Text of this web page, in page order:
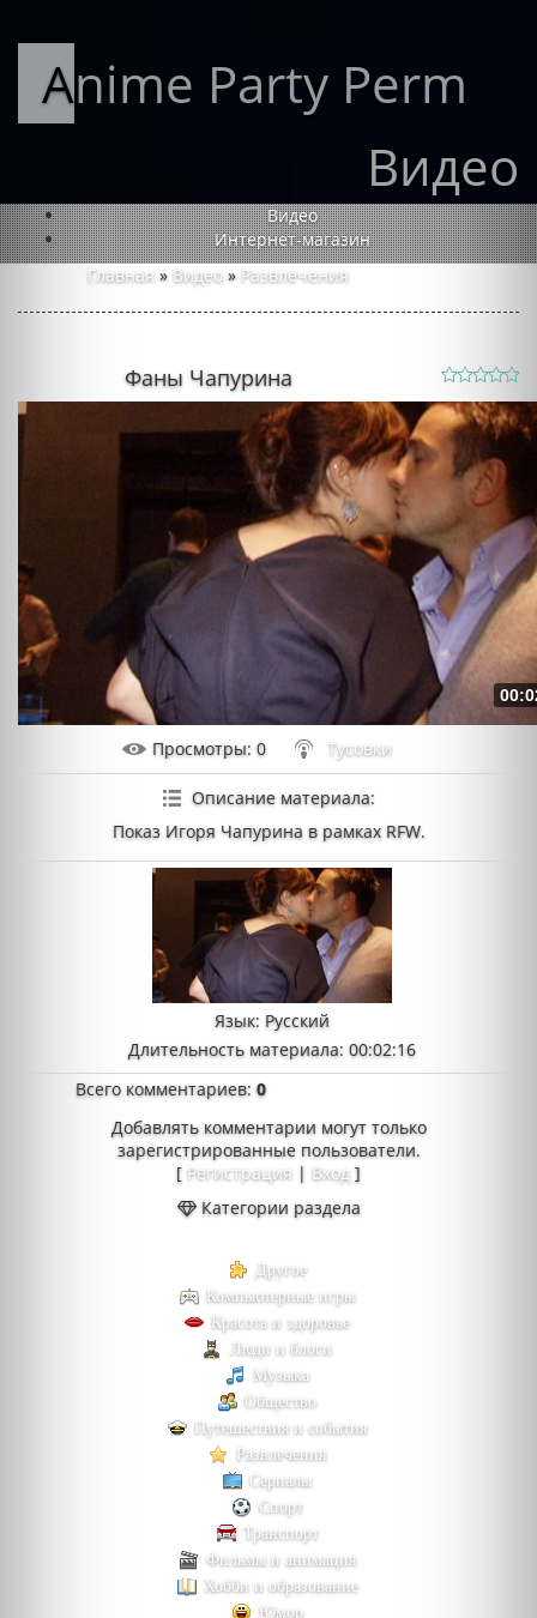
Anime Party Perm
Видео
Видео
Интернет-магазин
Главная » Видео » Развлечения
Фаны Чапурина
Просмотры: 0 Тусовки
Описание материала:
Показ Игоря Чапурина в рамках RFW.
Язык: Русский
Длительность материала: 00:02:16
Всего комментариев:0
Добавлять комментарии могут только
зарегистрированные пользователи.
[ Регистрация | Вход ]
Категории раздела
Другое
Компьютерные игры
Красота и здоровье
Люди и блоги
Музыка
Общество
Путешествия и события
Развлечения
Сериалы
Спорт
Транспорт
Фильмы и анимация
Хобби и образование
Юмор